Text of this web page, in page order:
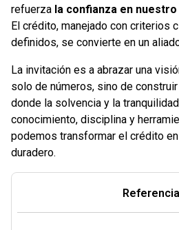
refuerza la confianza en
El crédito, manejado con criterios
definidos, se convierte en un
La invitación es a abrazar una
solo de números, sino de
donde la solvencia y la
conocimiento, disciplina y
podemos transformar el crédito
duradero.